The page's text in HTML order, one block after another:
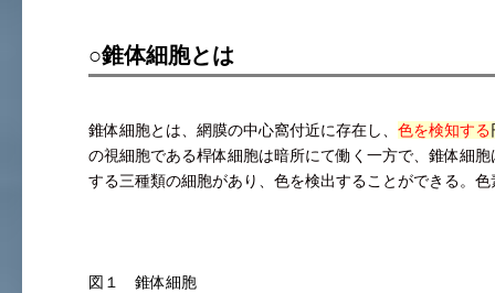
○錐体細胞とは
錐体細胞とは、網膜の中心窩付近に存在し、 色を検知する
の視細胞である桿体細胞は暗所にて働く一方で、錐体細
する三種類の細胞があり、色を検出することができる。
図１ 錐体細胞